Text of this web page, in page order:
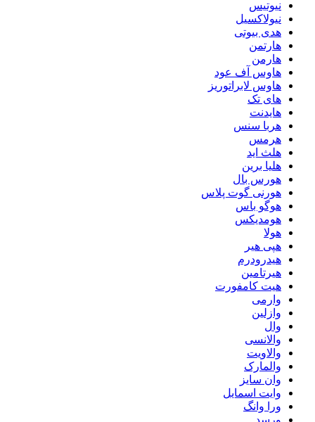
نیوتیس
نیولاکسیل
هدی بیوتی
هارتمن
هارمن
هاوس آف عود
هاوس لابراتوریز
های تک
هایدنت
هربا سنس
هرمس
هلث اید
هلیا برین
هورس بال
هورنی گوت پلاس
هوگو باس
هومدیکس
هولا
هپی هیر
هیدرودرم
هیرتامین
هیت کامفورت
وارمی
وازلین
وال
والانسی
والاویت
والمارک
وان سایز
وایت اسمایل
ورا وانگ
ورسد